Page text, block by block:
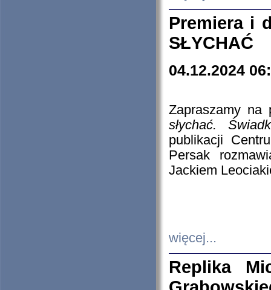
Premiera i
SŁYCHAĆ
04.12.2024
Zapraszamy
słychać.
publikacji
Persak
Jackiem
więcej...
Replika